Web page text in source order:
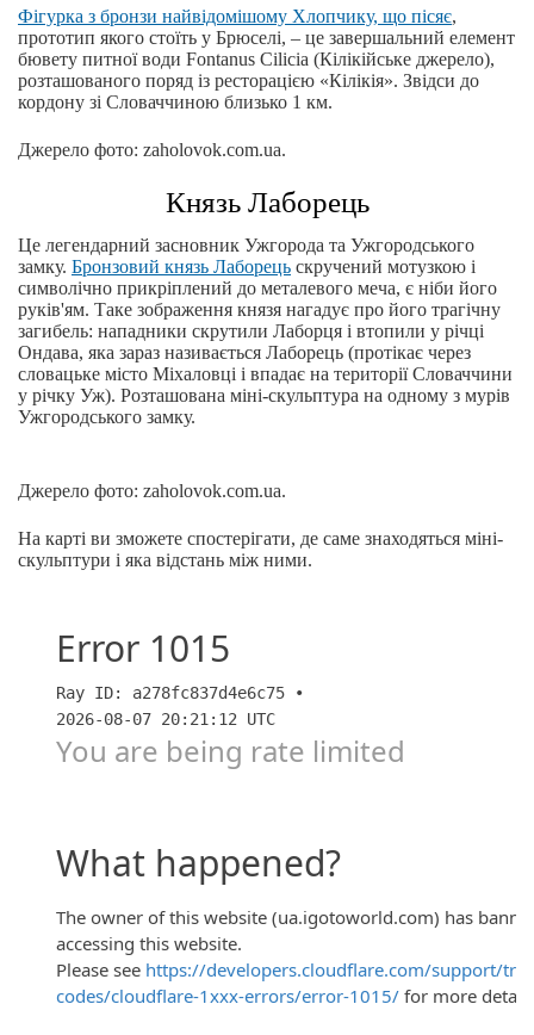
Фігурка з бронзи найвідомішому Хлопчику, що пісяє,
прототип якого стоїть у Брюселі, – це завершальний елемент
бювету питної води Fontanus Cilicia (Кілікійське джерело),
розташованого поряд із ресторацією «Кілікія». Звідси до
кордону зі Словаччиною близько 1 км.
Джерело фото: zaholovok.com.ua.
Князь Лаборець
Це легендарний засновник Ужгорода та Ужгородського
замку. Бронзовий князь Лаборець скручений мотузкою і
символічно прикріплений до металевого меча, є ніби його
руків'ям. Таке зображення князя нагадує про його трагічну
загибель: нападники скрутили Лаборця і втопили у річці
Ондава, яка зараз називається Лаборець (протікає через
словацьке місто Міхаловці і впадає на території Словаччини
у річку Уж). Розташована міні-скульптура на одному з мурів
Ужгородського замку.
Джерело фото: zaholovok.com.ua.
На карті ви зможете спостерігати, де саме знаходяться міні-
скульптури і яка відстань між ними.